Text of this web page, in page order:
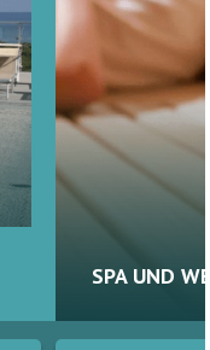
SPA UND